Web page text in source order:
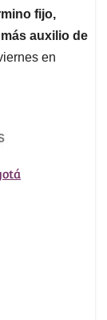
fijo,
auxilio de
en